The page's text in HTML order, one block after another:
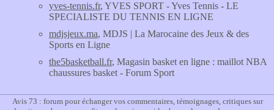
yves-tennis.fr, YVES SPORT - Yves Tennis - LE
SPECIALISTE DU TENNIS EN LIGNE
mdjsjeux.ma, MDJS | La Marocaine des Jeux & des
Sports en Ligne
the5basketball.fr, Magasin basket en ligne : maillot NBA
chaussures basket - Forum Sport
Avis 73 : forum pour échanger vos commentaires, témoignages, critiques sur